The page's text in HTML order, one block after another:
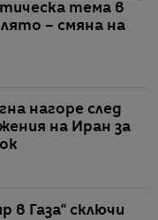
тема в
– смяна на
нагоре след
на Иран за
в Газа“ сключи